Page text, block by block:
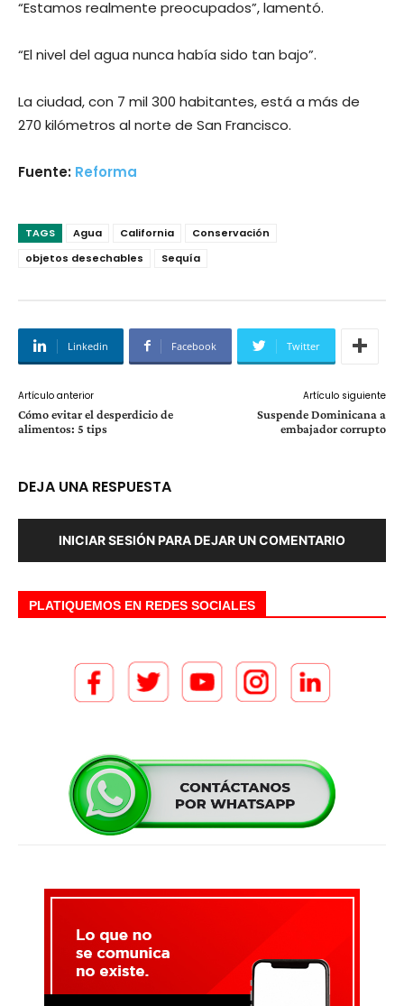
“Estamos realmente preocupados”, lamentó.
“El nivel del agua nunca había sido tan bajo”.
La ciudad, con 7 mil 300 habitantes, está a más de
270 kilómetros al norte de San Francisco.
Fuente: Reforma
TAGS Agua California
Conservación
objetos desechables
Sequía
Linkedin Facebook Twitter
Artículo anterior
Cómo evitar el desperdicio de
alimentos: 5 tips
Artículo siguiente
Suspende Dominicana a
embajador corrupto
DEJA UNA RESPUESTA
INICIAR SESIÓN PARA DEJAR UN COMENTARIO
PLATIQUEMOS EN REDES SOCIALES